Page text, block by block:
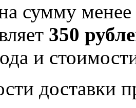
сумму менее
350
и
доставки